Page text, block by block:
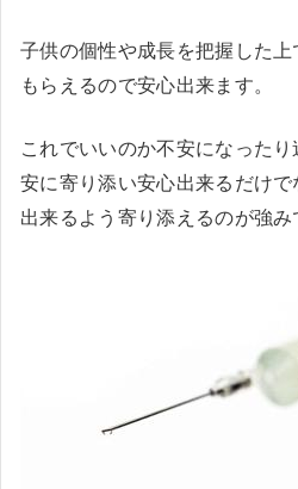
子供の個性や成長を把握した
もらえるので安心出来ます。
これでいいのか不安になった
安に寄り添い安心出来るだけ
出来るよう寄り添えるのが強み